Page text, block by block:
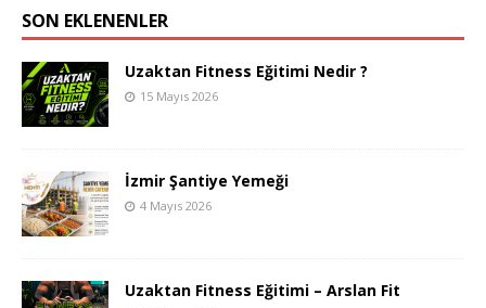
SON EKLENENLER
Uzaktan Fitness Eğitimi Nedir ?
15 Mayıs 2026
İzmir Şantiye Yemeği
4 Mayıs 2026
Uzaktan Fitness Eğitimi – Arslan Fit